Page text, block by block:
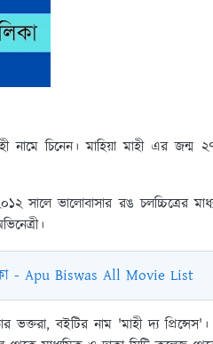
নামে চিনেন। মাহিয়া মাহী এর জন্ম
সালে ভালোবাসার রঙ চলচ্চিত্রের
- Apu Biswas All Movie List
ভক্তরা, বইটির নাম 'মাহী দ্য